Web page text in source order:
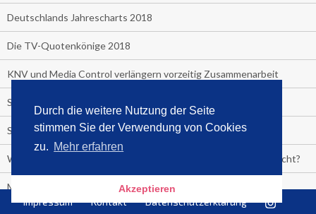
Durch die weitere Nutzung der Seite
stimmen Sie der Verwendung von Cookies
zu. Mehr erfahren
Akzeptieren
Deutschlands Jahrescharts 2018
Die TV-Quotenkönige 2018
KNV und Media Control verlängern vorzeitig Zusammenarbeit
STRENG VERTRAULICH
Streaming verändert TV?
Welcher TV-Sender hat seine Marktanteile seit 2013 vervierfacht?
Michelle for President!
Impressum Kontakt Datenschutzerklärung